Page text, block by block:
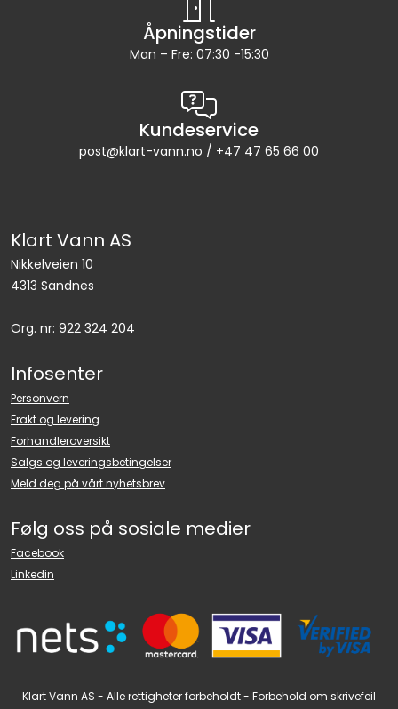
Åpningstider
Man – Fre: 07:30 -15:30
Kundeservice
post@klart-vann.no / +47 47 65 66 00
Klart Vann AS
Nikkelveien 10
4313 Sandnes
Org. nr: 922 324 204
Infosenter
Personvern
Frakt og levering
Forhandleroversikt
Salgs og leveringsbetingelser
Meld deg på vårt nyhetsbrev
Følg oss på sosiale medier
Facebook
Linkedin
Klart Vann AS - Alle rettigheter forbeholdt - Forbehold om skrivefeil